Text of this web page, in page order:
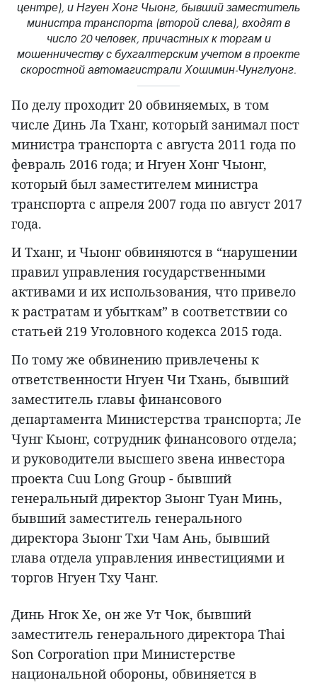
центре), и Нгуен Хонг Чыонг, бывший заместитель
министра транспорта (второй слева), входят в
число 20 человек, причастных к торгам и
мошенничеству с бухгалтерским учетом в проекте
скоростной автомагистрали Хошимин-Чунглуонг.
По делу проходит 20 обвиняемых, в том
числе Динь Ла Тханг, который занимал пост
министра транспорта с августа 2011 года по
февраль 2016 года; и Нгуен Хонг Чыонг,
который был заместителем министра
транспорта с апреля 2007 года по август 2017
года.
И Тханг, и Чыонг обвиняются в “нарушении
правил управления государственными
активами и их использования, что привело
к растратам и убыткам” в соответствии со
статьей 219 Уголовного кодекса 2015 года.
По тому же обвинению привлечены к
ответственности Нгуен Чи Тхань, бывший
заместитель главы финансового
департамента Министерства транспорта; Ле
Чунг Кыонг, сотрудник финансового отдела;
и руководители высшего звена инвестора
проекта Cuu Long Group - бывший
генеральный директор Зыонг Туан Минь,
бывший заместитель генерального
директора Зыонг Тхи Чам Ань, бывший
глава отдела управления инвестициями и
торгов Нгуен Тху Чанг.
Динь Нгок Хе, он же Ут Чок, бывший
заместитель генерального директора Thai
Son Corporation при Министерстве
национальной обороны, обвиняется в